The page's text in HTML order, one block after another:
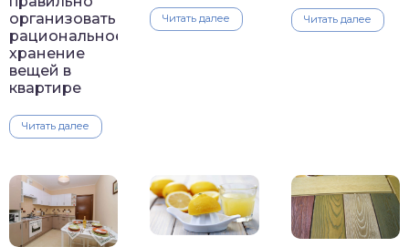
организовать
рациональное
хранение
вещей в
квартире
Читать далее
Читать далее Читать далее